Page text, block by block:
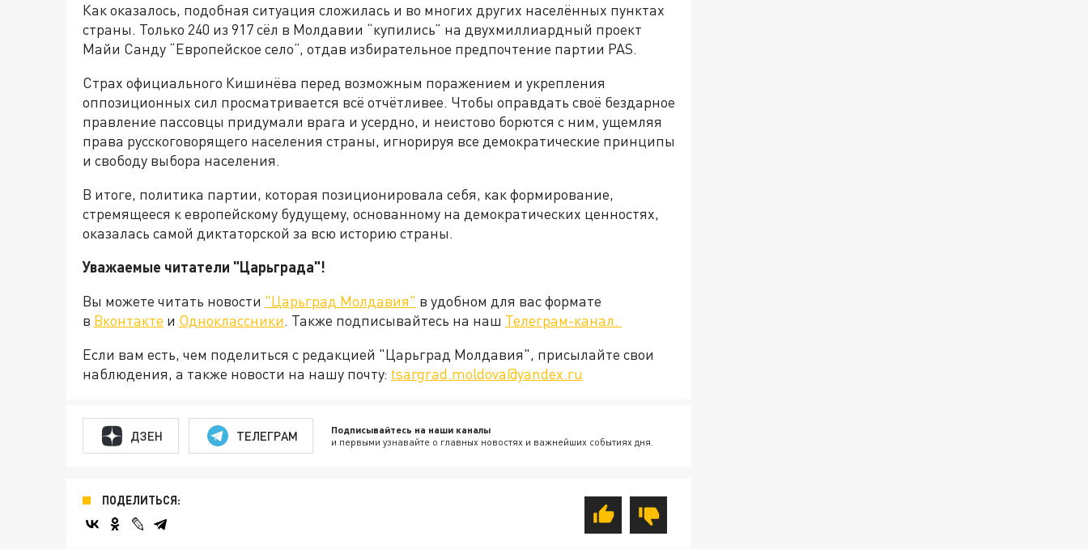
Как оказалось, подобная ситуация сложилась и во многих других населённых пунктах
страны. Только 240 из 917 сёл в Молдавии “купились” на двухмиллиардный проект
Майи Санду “Европейское село”, отдав избирательное предпочтение партии PAS.
Страх официального Кишинёва перед возможным поражением и укрепления
оппозиционных сил просматривается всё отчётливее. Чтобы оправдать своё бездарное
правление пассовцы придумали врага и усердно, и неистово борются с ним, ущемляя
права русскоговорящего населения страны, игнорируя все демократические принципы
и свободу выбора населения.
В итоге, политика партии, которая позиционировала себя, как формирование,
стремящееся к европейскому будущему, основанному на демократических ценностях,
оказалась самой диктаторской за всю историю страны.
Уважаемые читатели "Царьграда"!
Вы можете читать новости "Царьград Молдавия" в удобном для вас формате
в Вконтакте и Одноклассники. Также подписывайтесь на наш Телеграм-канал.
Если вам есть, чем поделиться с редакцией "Царьград Молдавия", присылайте свои
наблюдения, а также новости на нашу почту: tsargrad.moldova@yandex.ru
ДЗЕН ТЕЛЕГРАМ Подписывайтесь на наши каналы
и первыми узнавайте о главных новостях и важнейших событиях дня.
ПОДЕЛИТЬСЯ: